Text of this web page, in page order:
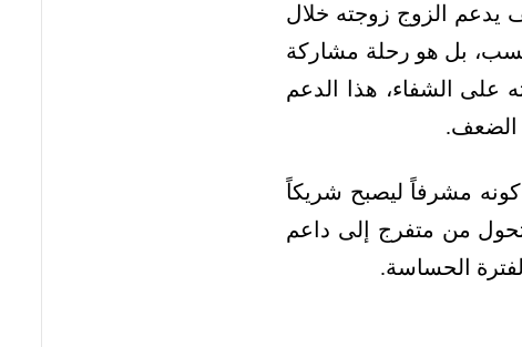
يدعم الزوج زوجته خلال
بل هو رحلة مشاركة
على الشفاء، هذا الدعم
الضعف.
كونه مشرفاً ليصبح شريكاً
من متفرج إلى داعم
الحساسة.